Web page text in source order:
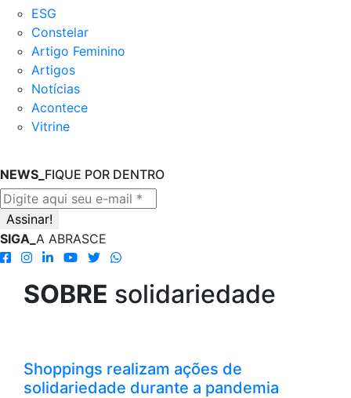
ESG
Constelar
Artigo Feminino
Artigos
Notícias
Acontece
Vitrine
NEWS_ FIQUE POR DENTRO
SIGA_ A ABRASCE
SOBRE solidariedade
Shoppings realizam ações de
solidariedade durante a pandemia